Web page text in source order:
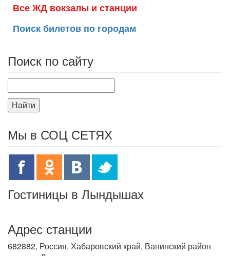
Все ЖД вокзалы и станции
Поиск билетов по городам
Поиск по сайту
Найти
Мы в СОЦ СЕТЯХ
Гостиницы в Лындышах
Адрес станции
682882, Россия, Хабаровский край, Ванинский район